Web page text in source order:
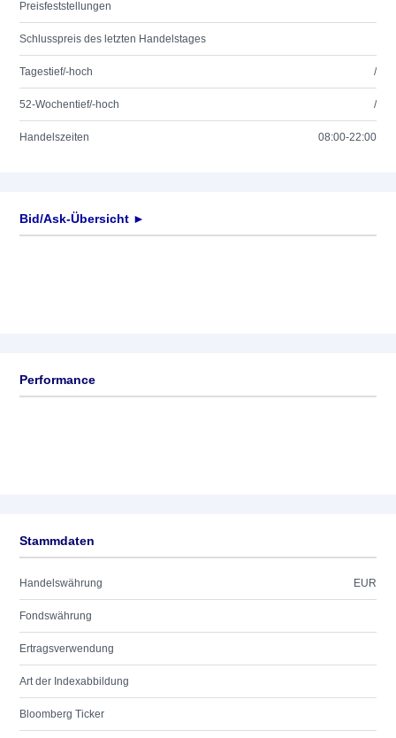
Preisfeststellungen
Schlusspreis des letzten Handelstages
Tagestief/-hoch /
52-Wochentief/-hoch /
Handelszeiten 08:00-22:00
Bid/Ask-Übersicht ►
Performance
Stammdaten
Handelswährung EUR
Fondswährung
Ertragsverwendung
Art der Indexabbildung
Bloomberg Ticker